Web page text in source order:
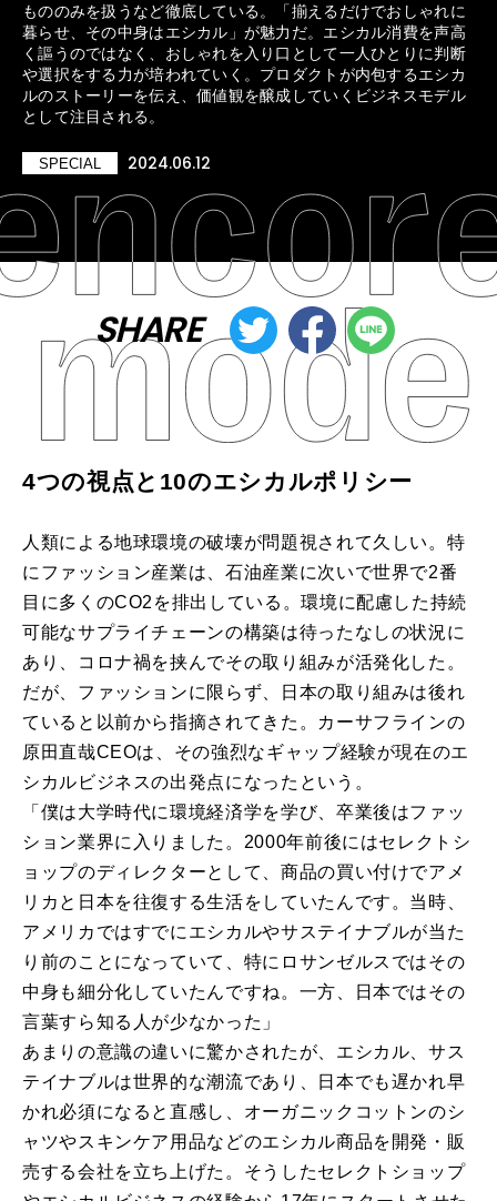
もののみを扱うなど徹底している。「揃えるだけでおしゃれに
暮らせ、その中身はエシカル」が魅力だ。エシカル消費を声高
く謳うのではなく、おしゃれを入り口として一人ひとりに判断
や選択をする力が培われていく。プロダクトが内包するエシカ
ルのストーリーを伝え、価値観を醸成していくビジネスモデル
として注目される。
SPECIAL 2024.06.12
SHARE
4つの視点と10のエシカルポリシー
人類による地球環境の破壊が問題視されて久しい。特
にファッション産業は、石油産業に次いで世界で2番
目に多くのCO2を排出している。環境に配慮した持続
可能なサプライチェーンの構築は待ったなしの状況に
あり、コロナ禍を挟んでその取り組みが活発化した。
だが、ファッションに限らず、日本の取り組みは後れ
ていると以前から指摘されてきた。カーサフラインの
原田直哉CEOは、その強烈なギャップ経験が現在のエ
シカルビジネスの出発点になったという。
「僕は大学時代に環境経済学を学び、卒業後はファッ
ション業界に入りました。2000年前後にはセレクトシ
ョップのディレクターとして、商品の買い付けでアメ
リカと日本を往復する生活をしていたんです。当時、
アメリカではすでにエシカルやサステイナブルが当た
り前のことになっていて、特にロサンゼルスではその
中身も細分化していたんですね。一方、日本ではその
言葉すら知る人が少なかった」
あまりの意識の違いに驚かされたが、エシカル、サス
テイナブルは世界的な潮流であり、日本でも遅かれ早
かれ必須になると直感し、オーガニックコットンのシ
ャツやスキンケア用品などのエシカル商品を開発・販
売する会社を立ち上げた。そうしたセレクトショップ